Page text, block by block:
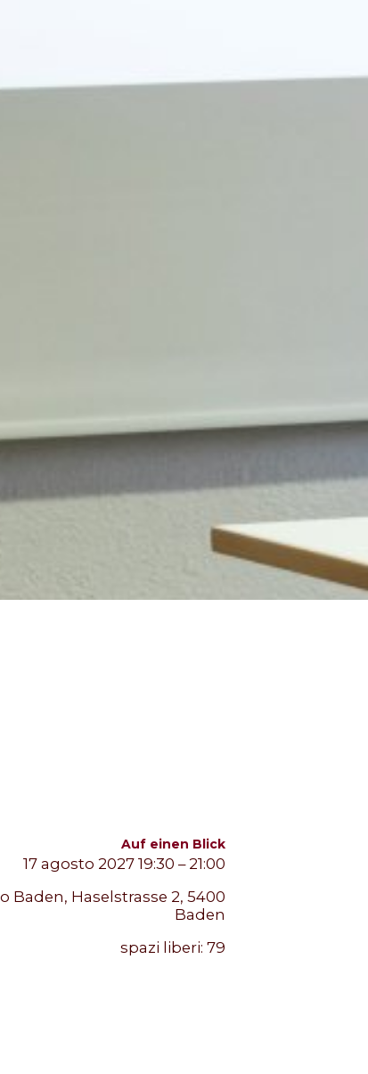
Auf einen Blick
17 agosto 2027 19:30 – 21:00
Baden, Haselstrasse 2, 5400
Baden
spazi liberi: 79